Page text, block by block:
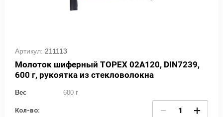
Артикул: 211113
Молоток шиферный TOPEX 02A120, DIN7239,
600 г, рукоятка из стекловолокна
Вес 600 г
Кол-во: − +